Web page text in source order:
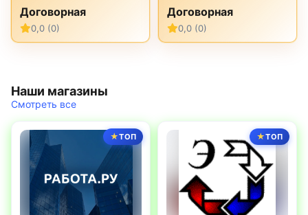
Договорная
0,0 (0)
другую химию
неликвиды
Договорная
0,0 (0)
Наши магазины
Смотреть все
ТОП ТОП